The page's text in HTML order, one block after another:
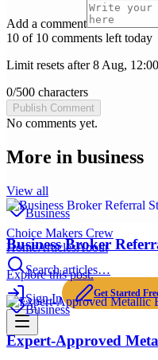
Choice Makers Crew
HomeArticlesAbout
Search articles…
Sign In Get Started
Add a comment
10 of 10 comments left today
Limit resets after 8 Aug,
0/500 characters
Publish Comment
No comments yet.
More in business
View all
Business
Business Broker
Explore this post.
Business
Expert-Approved